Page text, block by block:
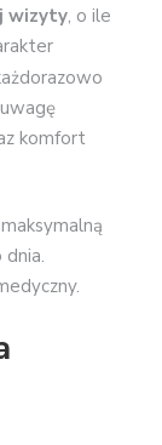
wizyty, o ile
komfort